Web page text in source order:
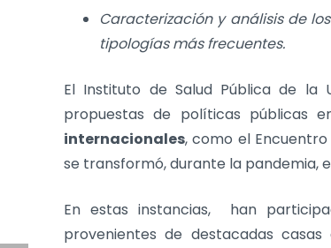
Caracterización y análisis de
tipologías más frecuentes.
El Instituto de Salud Pública de la
propuestas de políticas públicas
internacionales, como el Encuentro
se transformó, durante la pandemia,
En estas instancias, han
provenientes de destacadas